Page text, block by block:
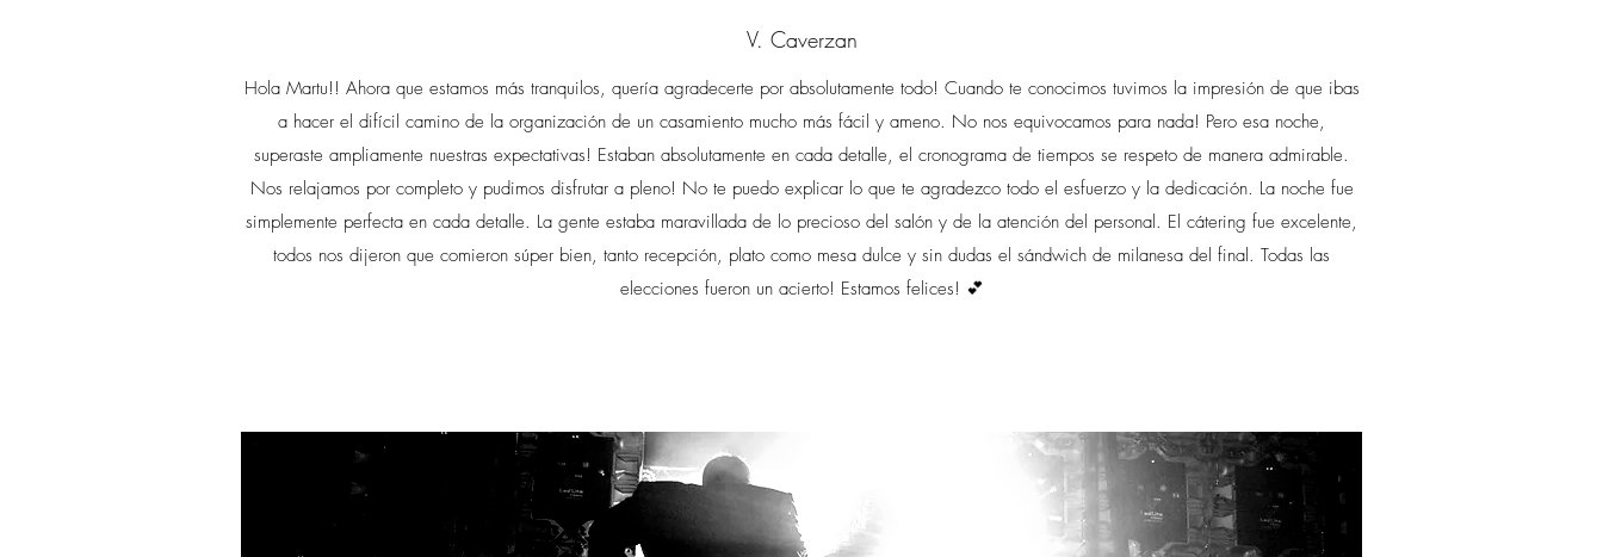
V. Caverzan
Hola Martu!! Ahora que estamos más tranquilos, quería agradecerte por absolutamente todo! Cuando te conocimos tuvimos la impresión de que ibas
a hacer el difícil camino de la organización de un casamiento mucho más fácil y ameno. No nos equivocamos para nada! Pero esa noche,
superaste ampliamente nuestras expectativas! Estaban absolutamente en cada detalle, el cronograma de tiempos se respeto de manera admirable.
Nos relajamos por completo y pudimos disfrutar a pleno! No te puedo explicar lo que te agradezco todo el esfuerzo y la dedicación. La noche fue
simplemente perfecta en cada detalle. La gente estaba maravillada de lo precioso del salón y de la atención del personal. El cátering fue excelente,
todos nos dijeron que comieron súper bien, tanto recepción, plato como mesa dulce y sin dudas el sándwich de milanesa del final. Todas las
elecciones fueron un acierto! Estamos felices! 💕